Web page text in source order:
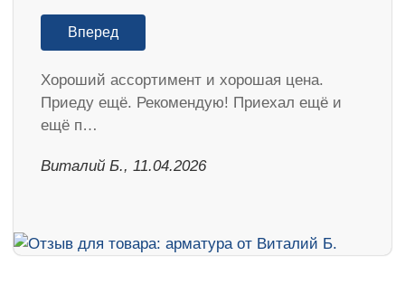
Вперед
Хороший ассортимент и хорошая цена.
Приеду ещё. Рекомендую! Приехал ещё и
ещё п…
Виталий Б., 11.04.2026